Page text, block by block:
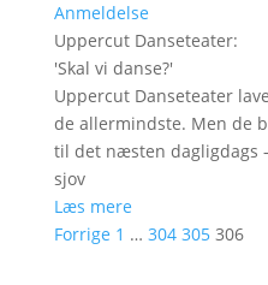
Anmeldelse
Uppercut Danseteater:
'Skal vi danse?'
Uppercut Danseteater
de allermindste. Men de
til det næsten dagligdags
sjov
Læs mere
Forrige 1 … 304 305 306